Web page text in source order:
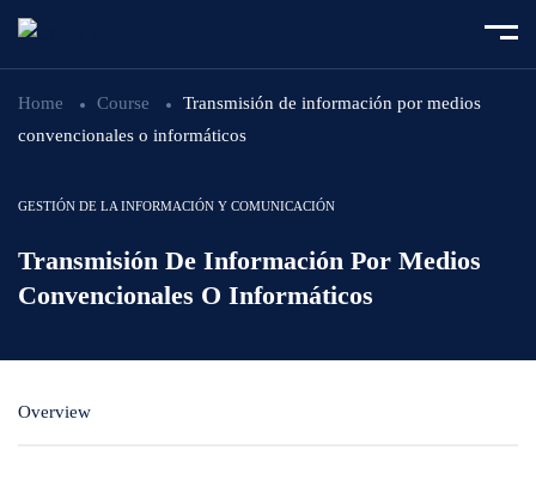
Home Course
Transmisión de información por medios
convencionales o informáticos
GESTIÓN DE LA INFORMACIÓN Y COMUNICACIÓN
Transmisión De Información Por Medios
Convencionales O Informáticos
Overview